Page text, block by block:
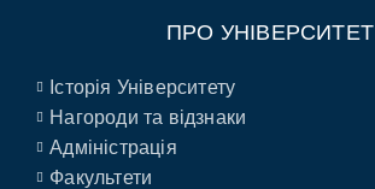
ПРО УНІВЕРСИТЕТ
Історія Університету
Нагороди та відзнаки
Адміністрація
Факультети